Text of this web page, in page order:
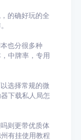
的确好玩的全
也分很多种
中牌率，专用
选择常规的微
下载私人局怎
则更带优质体
有挂使用教程